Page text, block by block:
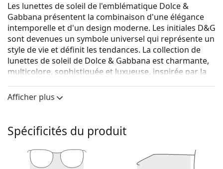
Les lunettes de soleil de l'emblématique Dolce &
Gabbana présentent la combinaison d'une élégance
intemporelle et d'un design moderne. Les initiales D&G
sont devenues un symbole universel qui représente un
style de vie et définit les tendances. La collection de
lunettes de soleil de Dolce & Gabbana est charmante,
multicolore, sophistiquée et luxueuse, inspirée par la
La collection Dolce & Gabbana a du charme, elle est
Dolce & Gabbana 0DG 4405 501/8G 53
lunettes de soleil pour femmes.
Voyez à quoi vous ressemblez avec ces lunettes de
Afficher plus
Spécificités du produit